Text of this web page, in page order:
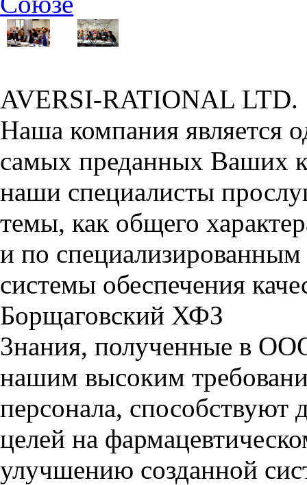
AVERSI-RATIONAL LTD.
Наша компания является
самых преданных Ваших
наши специалисты
темы, как общего
и по
системы обеспечения
Борщаговский ХФЗ
3нания, полученные в
нашим высоким
персонала,
целей на
улучшению созданной